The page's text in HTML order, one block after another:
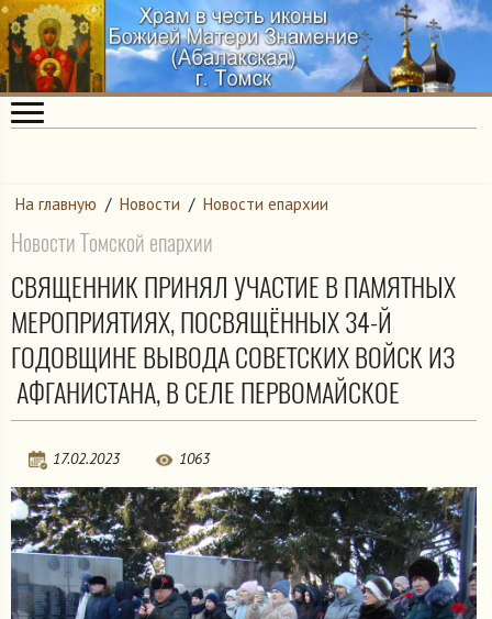
На главную / Новости / Новости епархии
Новости Томской епархии
СВЯЩЕННИК ПРИНЯЛ УЧАСТИЕ В ПАМЯТНЫХ
МЕРОПРИЯТИЯХ, ПОСВЯЩЁННЫХ 34-Й
ГОДОВЩИНЕ ВЫВОДА СОВЕТСКИХ ВОЙСК ИЗ
АФГАНИСТАНА, В СЕЛЕ ПЕРВОМАЙСКОЕ
17.02.2023 1063